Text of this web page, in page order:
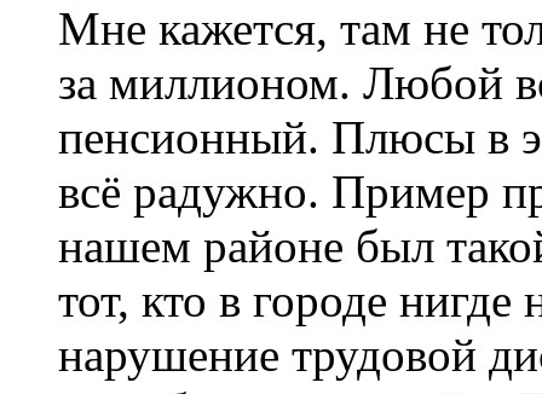
Мне кажется, там не
за миллионом. Любой
пенсионный. Плюсы в
всё радужно. Пример
нашем районе был
тот, кто в городе нигде
нарушение трудовой